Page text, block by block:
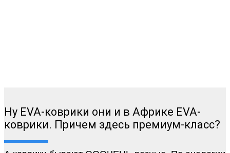
Ну EVA-коврики они и в Африке EVA-
коврики. Причем здесь премиум-класс?